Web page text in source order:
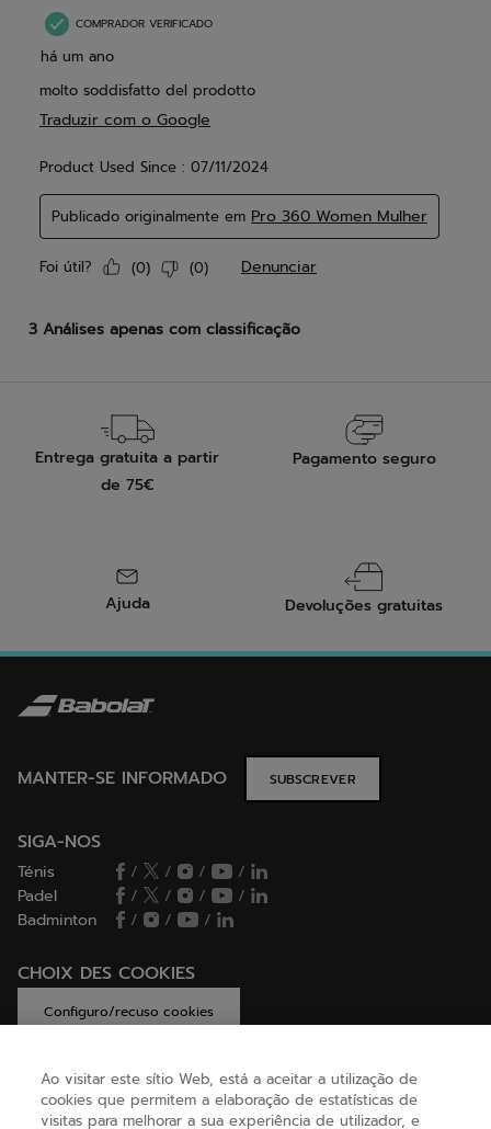
Entrega gratuita a partir
de 75€
Pagamento seguro
Ajuda Devoluções gratuitas
MANTER-SE INFORMADO SUBSCREVER
SIGA-NOS
Ténis / / /
/
Padel
/ / /
/
Badminton
/ / /
CHOIX DES COOKIES
Configuro/recuso cookies
AJUDA
Ao visitar este sítio Web, está a aceitar a utilização de
cookies que permitem a elaboração de estatísticas de
visitas para melhorar a sua experiência de utilizador, e